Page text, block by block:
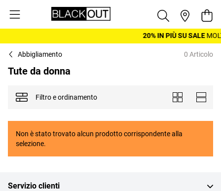
20% IN PIÙ SU SALE
Abbigliamento 0 Articolo
Tute da donna
Filtro e ordinamento
Mostra come
PiastrelleElenco
Non è stato trovato alcun prodotto corrispondente alla
selezione.
Servizio clienti